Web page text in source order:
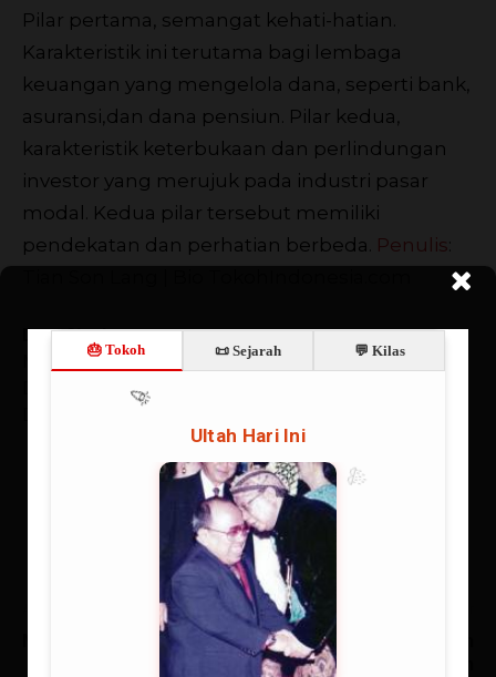
Pilar pertama, semangat kehati-hatian.
Karakteristik ini terutama bagi lembaga
keuangan yang mengelola dana, seperti bank,
asuransi,dan dana pensiun. Pilar kedua,
karakteristik keterbukaan dan perlindungan
investor yang merujuk pada industri pasar
modal. Kedua pilar tersebut memiliki
pendekatan dan perhatian berbeda. Penulis:
Data Singkat
Muliaman D Hadad, Ketua Dewan Komisioner OJK / Ketua
Dewan Komisioner OJK Pertama | Direktori | Dosen,
Muliaman D Hadad
Antara Intelijen dan
Perundang-undangan